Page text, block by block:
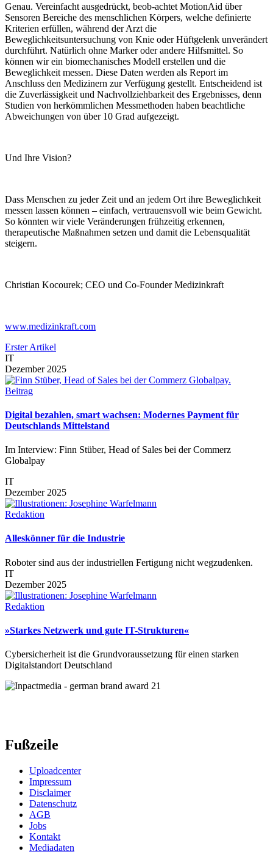
Genau. Vereinfacht ausgedrückt, beob-achtet MotionAid über
Sensoren Bereiche des menschlichen Körpers, welche definierte
Kriterien erfüllen, während der Arzt die
Beweglichkeitsuntersuchung von Knie oder Hüftgelenk unverändert
durchführt. Natürlich ohne Marker oder andere Hilfsmittel. So
können wir ein biomechanisches Modell erstellen und die
Beweglichkeit messen. Diese Daten werden als Report im
Anschluss den Medizinern zur Verfügung gestellt. Entscheidend ist
die Zuverlässigkeit und Nachvollziehbarkeit des Ergebnisses, denn
Studien von herkömmlichen Messmethoden haben beachtliche
Abweichungen von über 10 Grad aufgezeigt.
Und Ihre Vision?
Dass Menschen zu jeder Zeit und an jedem Ort ihre Beweglichkeit
messen lassen können – einfach, vertrauensvoll wie beim Gewicht.
So könnten wir viele Veränderungen frühzeitig erkennen,
therapeutische Maßnahmen setzen und damit die Lebensqualität
steigern.
Christian Kocourek; CEO und Co-Founder Medizinkraft
www.medizinkraft.com
Erster Artikel
IT
Dezember 2025
Beitrag
Digital bezahlen, smart wachsen: Modernes Payment für
Deutschlands Mittelstand
Im Interview: Finn Stüber, Head of Sales bei der Commerz
Globalpay
IT
Dezember 2025
Redaktion
Alleskönner für die Industrie
Roboter sind aus der industriellen Fertigung nicht wegzudenken.
IT
Dezember 2025
Redaktion
»Starkes Netzwerk und gute IT-Strukturen«
Cybersicherheit ist die Grundvoraussetzung für einen starken
Digitalstandort Deutschland
Fußzeile
Uploadcenter
Impressum
Disclaimer
Datenschutz
AGB
Jobs
Kontakt
Mediadaten